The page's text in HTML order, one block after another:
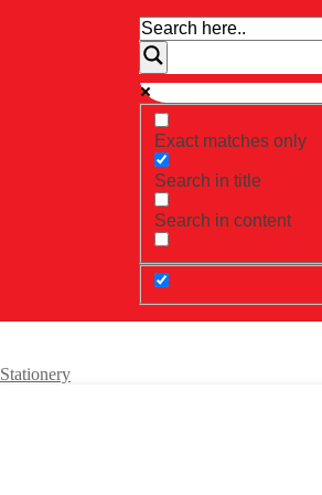
Exact matches only
Search in title
Search in content
Stationery